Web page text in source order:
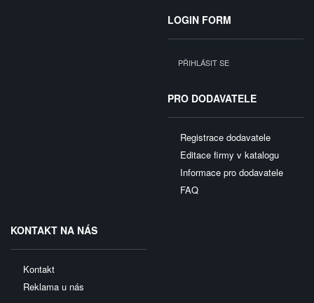
LOGIN FORM
PŘIHLÁSIT SE
PRO DODAVATELE
Registrace dodavatele
Editace firmy v katalogu
Informace pro dodavatele
FAQ
KONTAKT NA NÁS
Kontakt
Reklama u nás